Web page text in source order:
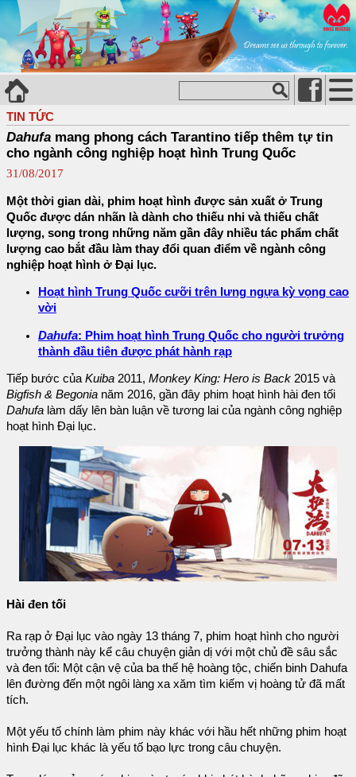
TIN TỨC
Dahufa mang phong cách Tarantino tiếp thêm tự tin
cho ngành công nghiệp hoạt hình Trung Quốc
31/08/2017
Một thời gian dài, phim hoạt hình được sản xuất ở Trung
Quốc được dán nhãn là dành cho thiếu nhi và thiếu chất
lượng, song trong những năm gần đây nhiều tác phẩm chất
lượng cao bắt đầu làm thay đổi quan điểm về ngành công
nghiệp hoạt hình ở Đại lục.
Hoạt hình Trung Quốc cưỡi trên lưng ngựa kỳ vọng cao
vời
Dahufa: Phim hoạt hình Trung Quốc cho người trưởng
thành đầu tiên được phát hành rạp
Tiếp bước củaKuiba 2011, Monkey King: Hero is Back 2015 và
Bigfish & Begonia năm 2016, gần đây phim hoạt hình hài đen tối
Dahufa làm dấy lên bàn luận về tương lai của ngành công nghiệp
hoạt hình Đại lục.
Hài đen tối
Ra rạp ở Đại lục vào ngày 13 tháng 7, phim hoạt hình cho người
trưởng thành này kể câu chuyện giản dị với một chủ đề sâu sắc
và đen tối: Một cận vệ của ba thế hệ hoàng tộc, chiến binh Dahufa
lên đường đến một ngôi làng xa xăm tìm kiếm vị hoàng tử đã mất
tích.
Một yếu tố chính làm phim này khác với hầu hết những phim hoạt
hình Đại lục khác là yếu tố bạo lực trong câu chuyện.